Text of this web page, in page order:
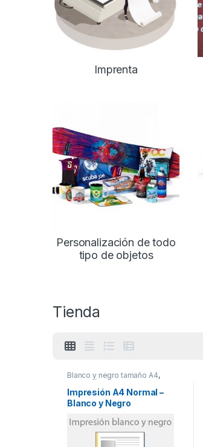
Imprenta
Personalización de todo
tipo de objetos
Tienda
Blanco y negro tamaño A4,
Impresión en blanco y negro
Impresión A4 Normal –
Blanco y Negro